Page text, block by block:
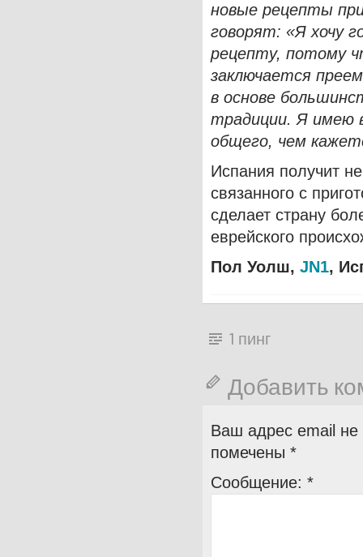
новые рецепты
говорят: «Я хочу
рецепту, потому
заключается
в основе
традиции. Я имею
общего, чем
Испания получит
связанного с
сделает страну
еврейского
Пол Уолш, JN1,
1 пинг
Добавить
Ваш адрес email не
помечены *
Сообщение: *